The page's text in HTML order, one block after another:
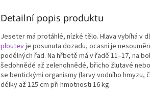
Detailní popis produktu
Jeseter má protáhlé, nízké tělo. Hlava vybíhá v
ploutevje posunuta dozadu, ocasní je
podélných řad. Na hřbetě má v řadě 11–17, na
šedohnědé až zelenohnědé, břicho žlutavé
se bentickými organismy (larvy vodního hmyzu,
délky až 125 cm při hmotnosti 16 kg.